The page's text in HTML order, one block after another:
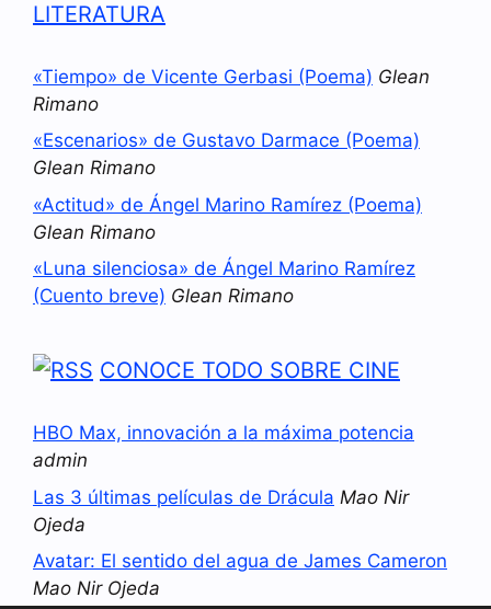
LITERATURA
«Tiempo» de Vicente Gerbasi (Poema) Glean
Rimano
«Escenarios» de Gustavo Darmace (Poema)
Glean Rimano
«Actitud» de Ángel Marino Ramírez (Poema)
Glean Rimano
«Luna silenciosa» de Ángel Marino Ramírez
(Cuento breve) Glean Rimano
CONOCE TODO SOBRE CINE
HBO Max, innovación a la máxima potencia
admin
Las 3 últimas películas de Drácula Mao Nir
Ojeda
Avatar: El sentido del agua de James Cameron
Mao Nir Ojeda